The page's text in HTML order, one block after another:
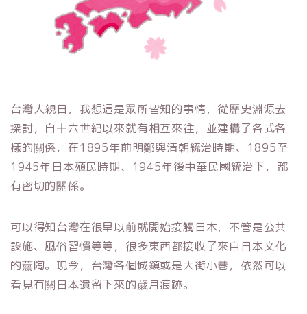
台灣人親日，我想這是眾所皆知的事情，從歷史淵源去
探討，自十六世紀以來就有相互來往，並建構了各式各
樣的關係，在1895年前明鄭與清朝統治時期、1895至
1945年日本殖民時期、1945年後中華民國統治下，都
有密切的關係。
可以得知台灣在很早以前就開始接觸日本，不管是公共
設施、風俗習慣等等，很多東西都接收了來自日本文化
的薰陶。現今，台灣各個城鎮或是大街小巷，依然可以
看見有關日本遺留下來的歲月痕跡。